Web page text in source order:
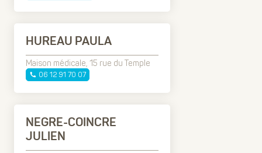
HUREAU PAULA
Maison médicale, 15 rue du Temple
06 12 91 70 07
NEGRE-COINCRE
JULIEN